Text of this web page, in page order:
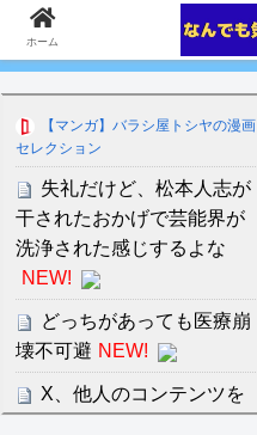
【マンガ】バラシ屋トシヤの漫画
セレクション
失礼だけど、松本人志が
干されたおかげで芸能界が
洗浄された感じするよな
NEW!
どっちがあっても医療崩
壊不可避 NEW!
X、他人のコンテンツを
ホーム